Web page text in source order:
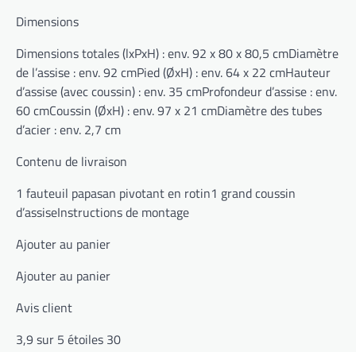
Dimensions
Dimensions totales (lxPxH) : env. 92 x 80 x 80,5 cmDiamètre
de l’assise : env. 92 cmPied (ØxH) : env. 64 x 22 cmHauteur
d’assise (avec coussin) : env. 35 cmProfondeur d’assise : env.
60 cmCoussin (ØxH) : env. 97 x 21 cmDiamètre des tubes
d’acier : env. 2,7 cm
Contenu de livraison
1 fauteuil papasan pivotant en rotin1 grand coussin
d’assiseInstructions de montage
Ajouter au panier
Ajouter au panier
Avis client
3,9 sur 5 étoiles 30